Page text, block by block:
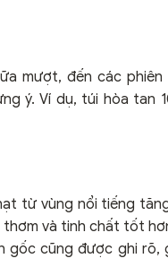
mượt, đến các phiên
ý. Ví dụ, túi hòa tan
từ vùng nổi tiếng
thơm và tinh chất tốt
gốc cũng được ghi rõ,